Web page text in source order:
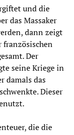
und die
das Massaker
dann zeigt
französischen
Der
seine Kriege in
damals das
Dieser
die die